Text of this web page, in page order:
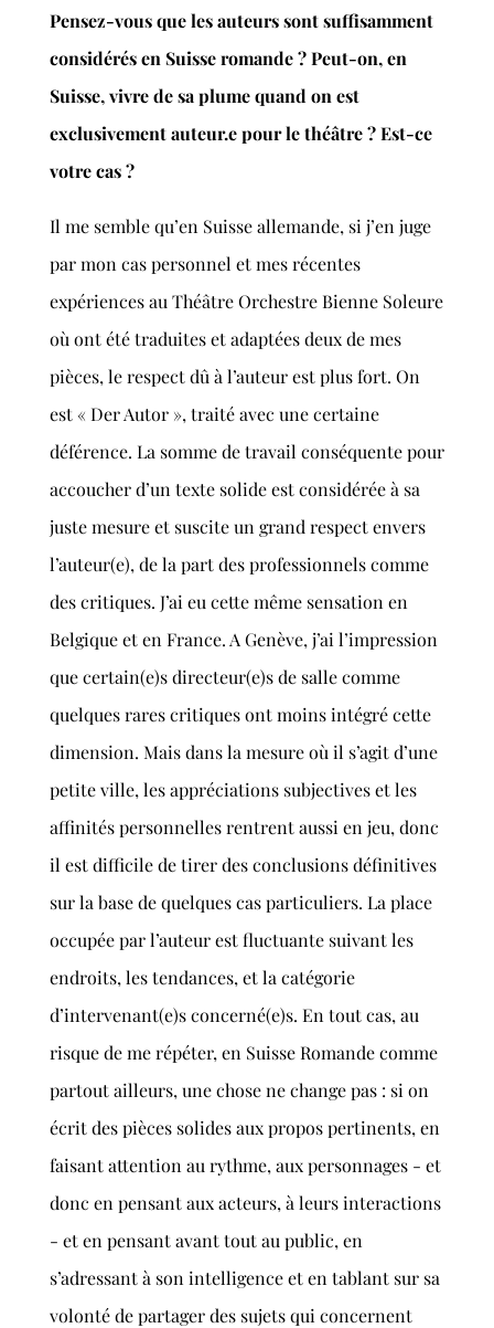
Pensez-vous que les auteurs sont suffisamment
considérés en Suisse romande ? Peut-on, en
Suisse, vivre de sa plume quand on est
exclusivement auteur.e pour le théâtre ? Est-ce
votre cas ?
Il me semble qu’en Suisse allemande, si j’en juge
par mon cas personnel et mes récentes
expériences au Théâtre Orchestre Bienne Soleure
où ont été traduites et adaptées deux de mes
pièces, le respect dû à l’auteur est plus fort. On
est « Der Autor », traité avec une certaine
déférence. La somme de travail conséquente pour
accoucher d’un texte solide est considérée à sa
juste mesure et suscite un grand respect envers
l’auteur(e), de la part des professionnels comme
des critiques. J’ai eu cette même sensation en
Belgique et en France. A Genève, j’ai l’impression
que certain(e)s directeur(e)s de salle comme
quelques rares critiques ont moins intégré cette
dimension. Mais dans la mesure où il s’agit d’une
petite ville, les appréciations subjectives et les
affinités personnelles rentrent aussi en jeu, donc
il est difficile de tirer des conclusions définitives
sur la base de quelques cas particuliers. La place
occupée par l’auteur est fluctuante suivant les
endroits, les tendances, et la catégorie
d’intervenant(e)s concerné(e)s. En tout cas, au
risque de me répéter, en Suisse Romande comme
partout ailleurs, une chose ne change pas : si on
écrit des pièces solides aux propos pertinents, en
faisant attention au rythme, aux personnages - et
donc en pensant aux acteurs, à leurs interactions
- et en pensant avant tout au public, en
s’adressant à son intelligence et en tablant sur sa
volonté de partager des sujets qui concernent